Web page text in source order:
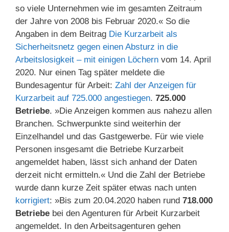
so viele Unternehmen wie im gesamten Zeitraum
der Jahre von 2008 bis Februar 2020.« So die
Angaben in dem Beitrag Die Kurzarbeit als
Sicherheitsnetz gegen einen Absturz in die
Arbeitslosigkeit – mit einigen Löchern vom 14. April
2020. Nur einen Tag später meldete die
Bundesagentur für Arbeit: Zahl der Anzeigen für
Kurzarbeit auf 725.000 angestiegen. 725.000
Betriebe. »Die Anzeigen kommen aus nahezu allen
Branchen. Schwerpunkte sind weiterhin der
Einzelhandel und das Gastgewerbe. Für wie viele
Personen insgesamt die Betriebe Kurzarbeit
angemeldet haben, lässt sich anhand der Daten
derzeit nicht ermitteln.« Und die Zahl der Betriebe
wurde dann kurze Zeit später etwas nach unten
korrigiert: »Bis zum 20.04.2020 haben rund 718.000
Betriebe bei den Agenturen für Arbeit Kurzarbeit
angemeldet. In den Arbeitsagenturen gehen